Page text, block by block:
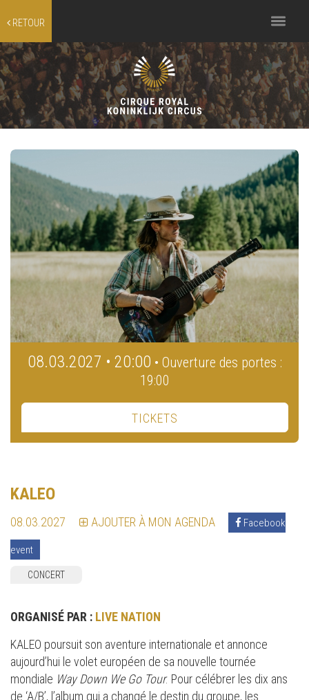
RETOUR
Toggle
navigation
08.03.2027 • 20:00 • Ouverture des portes :
19:00
TICKETS
KALEO
08.03.2027 AJOUTER À MON AGENDA Facebook
event
CONCERT
ORGANISÉ PAR : LIVE NATION
KALEO poursuit son aventure internationale et annonce
aujourd’hui le volet européen de sa nouvelle tournée
mondiale Way Down We Go Tour. Pour célébrer les dix ans
de ‘A/B’, l’album qui a changé le destin du groupe, les